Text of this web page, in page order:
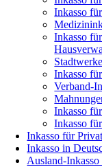
Inkasso
Inkasso
Inkasso
Verband-
Inkasso
Inkasso
Inkasso für
Inkasso in
Ausland-